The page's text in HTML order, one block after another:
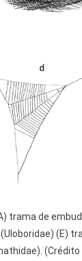
trama de
(E)
(Crédito